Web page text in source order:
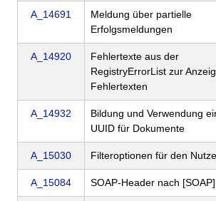
A_14691
Meldung über partielle
Erfolgsmeldungen
A_14920
Fehlertexte aus der
RegistryErrorList zur
Fehlertexten
A_14932
Bildung und Verwendung
UUID für Dokumente
A_15030 Filteroptionen für den
A_15084 SOAP-Header nach [SOAP]